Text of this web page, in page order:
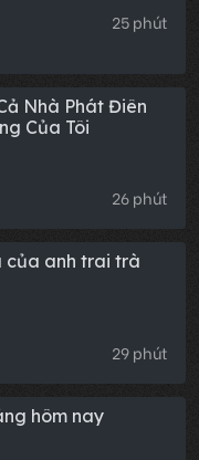
25 phút
Nhà Phát Điên
Của Tôi
26 phút
của anh trai trà
29 phút
hôm nay